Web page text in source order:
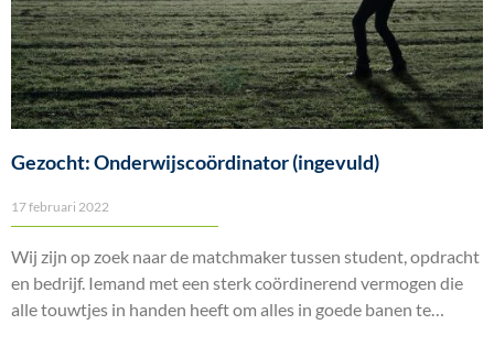
Gezocht: Onderwijscoördinator (ingevuld)
17 februari 2022
Wij zijn op zoek naar de matchmaker tussen student, opdracht
en bedrijf. Iemand met een sterk coördinerend vermogen die
alle touwtjes in handen heeft om alles in goede banen te